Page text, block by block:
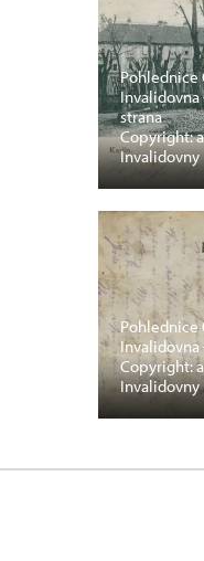
Pohlednice
strana
Copyright:
Invalidovny
Pohlednice
Invalidovna
Copyright:
Invalidovny